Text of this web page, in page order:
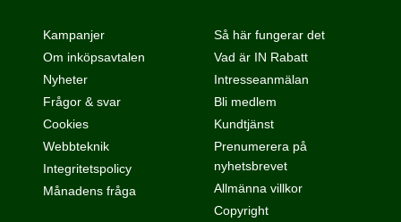
Kampanjer
Om inköpsavtalen
Nyheter
Frågor & svar
Så här fungerar det
Vad är IN Rabatt
Intresseanmälan
Bli medlem
Cookies
Webbteknik
Integritetspolicy
Månadens fråga
Kundtjänst
Prenumerera på
nyhetsbrevet
Allmänna villkor
Copyright